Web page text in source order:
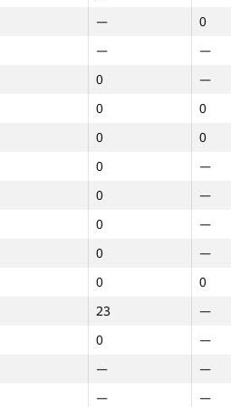
—
0
—
—
0
—
0
0
0
0
0
—
0
—
0
—
0
—
0
0
23
—
0
—
—
—
—
—
—
0
—
—
0
—
0
0
0
0
0
—
0
—
0
—
0
—
0
0
23
—
0
—
—
—
—
—